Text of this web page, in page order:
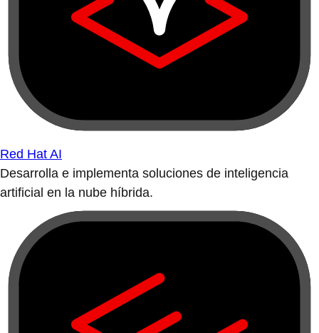
Red Hat AI
Desarrolla e implementa soluciones de inteligencia
artificial en la nube híbrida.